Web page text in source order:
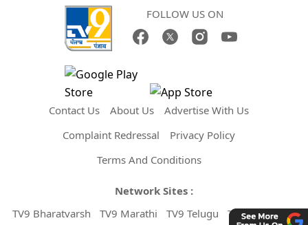
FOLLOW US ON
Contact Us About Us
Advertise With Us
Complaint Redressal
Privacy Policy
Terms And Conditions
Network Sites :
TV9 Bharatvarsh
TV9 Marathi TV9 Telugu TV9 Kannada